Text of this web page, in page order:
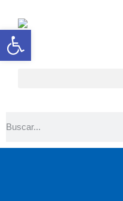
Abrir barra de herramientas